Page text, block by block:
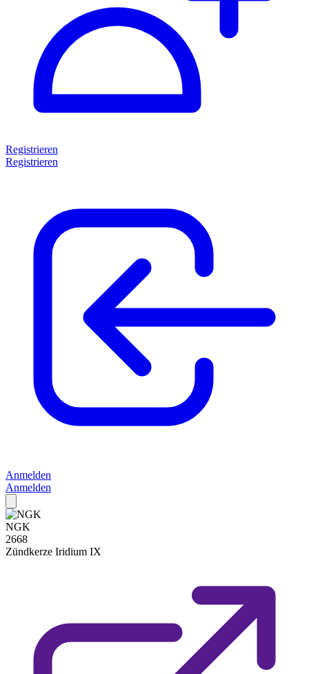
Registrieren
Registrieren
Anmelden
Anmelden
NGK
2668
Zündkerze Iridium IX